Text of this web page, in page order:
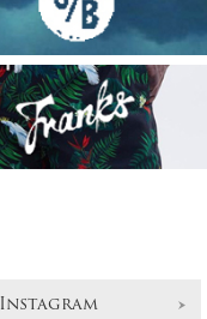
Instagram